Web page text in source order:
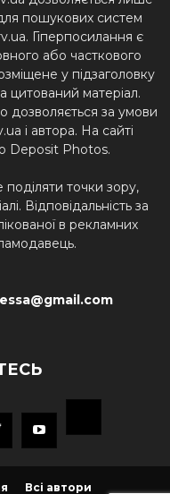
пошукових систем
Гіперпосилання є
або часткового
у підзаголовку
цитований матеріал.
дозволяється за умови
і автора. На сайті
Deposit Photos.
точки зору,
Відповідальність за
в рекламних
Всі автори